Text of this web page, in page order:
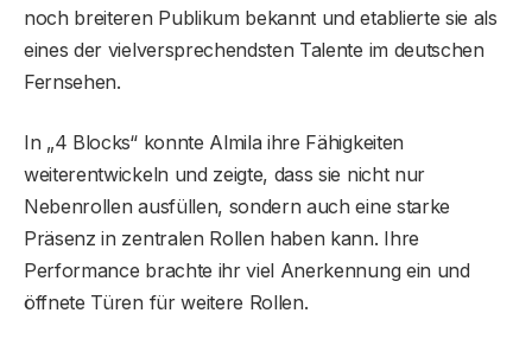
noch breiteren Publikum bekannt und etablierte sie als
eines der vielversprechendsten Talente im deutschen
Fernsehen.
In „4 Blocks“ konnte Almila ihre Fähigkeiten
weiterentwickeln und zeigte, dass sie nicht nur
Nebenrollen ausfüllen, sondern auch eine starke
Präsenz in zentralen Rollen haben kann. Ihre
Performance brachte ihr viel Anerkennung ein und
öffnete Türen für weitere Rollen.